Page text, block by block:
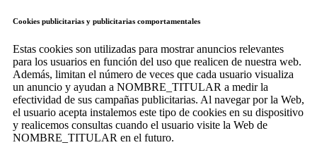
Cookies publicitarias y publicitarias comportamentales
Estas cookies son utilizadas para mostrar anuncios relevantes
para los usuarios en función del uso que realicen de nuestra web.
Además, limitan el número de veces que cada usuario visualiza
un anuncio y ayudan a NOMBRE_TITULAR a medir la
efectividad de sus campañas publicitarias. Al navegar por la Web,
el usuario acepta instalemos este tipo de cookies en su dispositivo
y realicemos consultas cuando el usuario visite la Web de
NOMBRE_TITULAR en el futuro.